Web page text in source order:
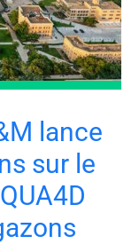
lance
sur le